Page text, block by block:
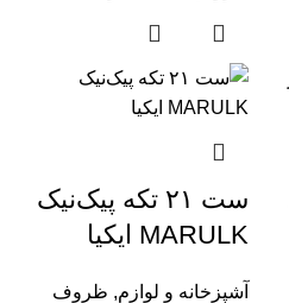
ست ۲۱ تکه پیک‌نیک
MARULK ایکیا
آشپزخانه و لوازم, ظروف